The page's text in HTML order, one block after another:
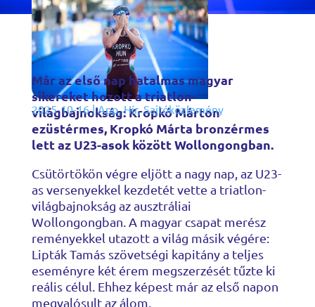
2025-10-16|App,Hír,Sajtóközlemény
Már az első nap hatalmas magyar
sikereket hozott a triatlon-
világbajnokság: Kropkó Márton
ezüstérmes, Kropkó Márta bronzérmes
lett az U23-asok között Wollongongban.
Csütörtökön végre eljött a nagy nap, az U23-
as versenyekkel kezdetét vette a triatlon-
világbajnokság az ausztráliai
Wollongongban. A magyar csapat merész
reményekkel utazott a világ másik végére:
Lipták Tamás szövetségi kapitány a teljes
eseményre két érem megszerzését tűzte ki
reális célul. Ehhez képest már az első napon
megvalósult az álom.